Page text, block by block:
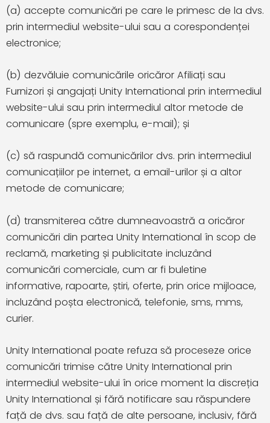
(a) accepte comunicări pe care le primesc de la dvs.
prin intermediul website-ului sau a corespondenței
electronice;
(b) dezvăluie comunicările oricăror Afiliați sau
Furnizori și angajați Unity International prin intermediul
website-ului sau prin intermediul altor metode de
comunicare (spre exemplu, e-mail); și
(c) să raspundă comunicărilor dvs. prin intermediul
comunicațiilor pe internet, a email-urilor și a altor
metode de comunicare;
(d) transmiterea către dumneavoastră a oricăror
comunicări din partea Unity International în scop de
reclamă, marketing și publicitate incluzând
comunicări comerciale, cum ar fi buletine
informative, rapoarte, știri, oferte, prin orice mijloace,
incluzând poșta electronică, telefonie, sms, mms,
curier.
Unity International poate refuza să proceseze orice
comunicări trimise către Unity International prin
intermediul website-ului în orice moment la discreția
Unity International și fără notificare sau răspundere
față de dvs. sau față de alte persoane, inclusiv, fără